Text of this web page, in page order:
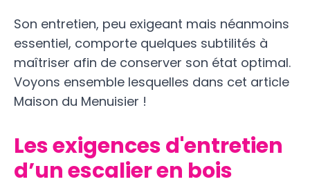
Son entretien, peu exigeant mais néanmoins
essentiel, comporte quelques subtilités à
maîtriser afin de conserver son état optimal.
Voyons ensemble lesquelles dans cet article
Maison du Menuisier !
Les exigences d'entretien
d’un escalier en bois